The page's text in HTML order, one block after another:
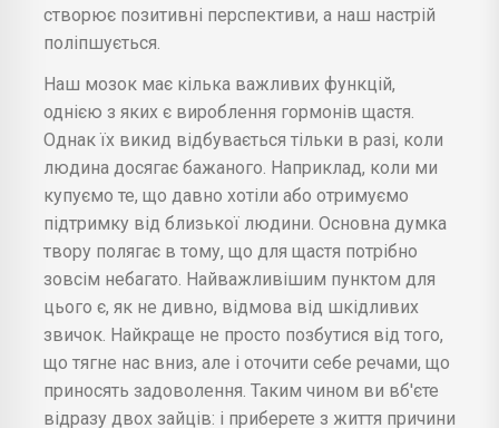
створює позитивні перспективи, а наш настрій
поліпшується.
Наш мозок має кілька важливих функцій,
однією з яких є вироблення гормонів щастя.
Однак їх викид відбувається тільки в разі, коли
людина досягає бажаного. Наприклад, коли ми
купуємо те, що давно хотіли або отримуємо
підтримку від близької людини. Основна думка
твору полягає в тому, що для щастя потрібно
зовсім небагато. Найважливішим пунктом для
цього є, як не дивно, відмова від шкідливих
звичок. Найкраще не просто позбутися від того,
що тягне нас вниз, але і оточити себе речами, що
приносять задоволення. Таким чином ви вб'єте
відразу двох зайців: і приберете з життя причини